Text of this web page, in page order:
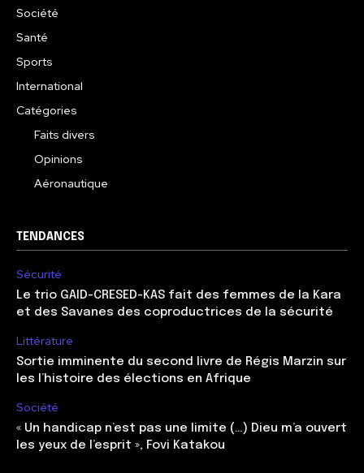
Société
Santé
Sports
International
Catégories
Faits divers
Opinions
Aéronautique
TENDANCES
Sécurité
Le trio GAID-CRESED-KAS fait des femmes de la Kara
et des Savanes des coproductrices de la sécurité
Littérature
Sortie imminente du second livre de Régis Marzin sur
les l’histoire des élections en Afrique
Société
« Un handicap n’est pas une limite (…) Dieu m’a ouvert
les yeux de l’esprit », Fovi Katakou